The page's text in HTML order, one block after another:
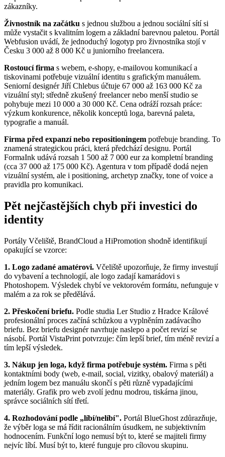
zákazníky.
Živnostník na začátku s jednou službou a jednou sociální sítí si
může vystačit s kvalitním logem a základní barevnou paletou. Portál
Webfusion uvádí, že jednoduchý logotyp pro živnostníka stojí v
Česku 3 000 až 8 000 Kč u juniorního freelancera.
Rostoucí firma s webem, e-shopy, e-mailovou komunikací a
tiskovinami potřebuje vizuální identitu s grafickým manuálem.
Seniorní designér Jiří Chlebus účtuje 67 000 až 163 000 Kč za
vizuální styl; středně zkušený freelancer nebo menší studio se
pohybuje mezi 10 000 a 30 000 Kč. Cena odráží rozsah práce:
výzkum konkurence, několik konceptů loga, barevná paleta,
typografie a manuál.
Firma před expanzí nebo repositioningem potřebuje branding. To
znamená strategickou práci, která předchází designu. Portál
FormaInk udává rozsah 1 500 až 7 000 eur za kompletní branding
(cca 37 000 až 175 000 Kč). Agentura v tom případě dodá nejen
vizuální systém, ale i positioning, archetyp značky, tone of voice a
pravidla pro komunikaci.
Pět nejčastějších chyb při investici do
identity
Portály Včeliště, BrandCloud a HiPromotion shodně identifikují
opakující se vzorce:
1. Logo zadané amatérovi. Včeliště upozorňuje, že firmy investují
do vybavení a technologií, ale logo zadají kamarádovi s
Photoshopem. Výsledek chybí ve vektorovém formátu, nefunguje v
malém a za rok se předělává.
2. Přeskočení briefu. Podle studia Ler Studio z Hradce Králové
profesionální proces začíná schůzkou a vyplněním zadávacího
briefu. Bez briefu designér navrhuje naslepo a počet revizí se
násobí. Portál VistaPrint potvrzuje: čím lepší brief, tím méně revizí a
tím lepší výsledek.
3. Nákup jen loga, když firma potřebuje systém. Firma s pěti
kontaktními body (web, e-mail, social, vizitky, obalový materiál) a
jedním logem bez manuálu skončí s pěti různě vypadajícími
materiály. Grafik pro web zvolí jednu modrou, tiskárna jinou,
správce sociálních sítí třetí.
4. Rozhodování podle „líbí/nelíbí". Portál BlueGhost zdůrazňuje,
že výběr loga se má řídit racionálním úsudkem, ne subjektivním
hodnocením. Funkční logo nemusí být to, které se majiteli firmy
nejvíc líbí. Musí být to, které funguje pro cílovou skupinu.